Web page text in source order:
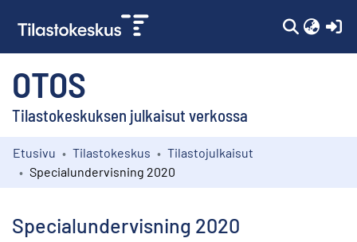
OTOS
Tilastokeskuksen julkaisut verkossa
Kokoelmat
Etusivu Tilastokeskus
Tilastojulkaisut
Specialundervisning 2020
Specialundervisning 2020